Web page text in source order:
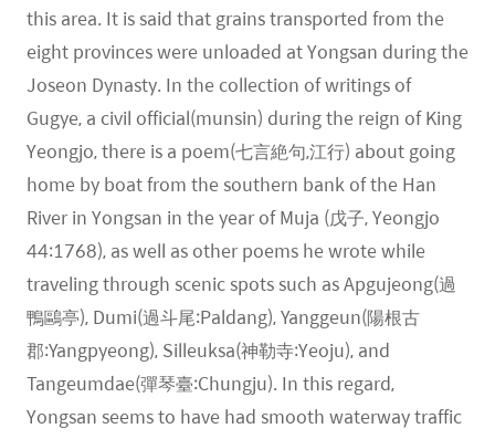
this area. It is said that grains transported from the
eight provinces were unloaded at Yongsan during the
Joseon Dynasty. In the collection of writings of
Gugye, a civil official(munsin) during the reign of King
Yeongjo, there is a poem(七言絶句,江行) about going
home by boat from the southern bank of the Han
River in Yongsan in the year of Muja (戊子, Yeongjo
44:1768), as well as other poems he wrote while
traveling through scenic spots such as Apgujeong(過
鴨鷗亭), Dumi(過斗尾:Paldang), Yanggeun(陽根古
郡:Yangpyeong), Silleuksa(神勒寺:Yeoju), and
Tangeumdae(彈琴臺:Chungju). In this regard,
Yongsan seems to have had smooth waterway traffic